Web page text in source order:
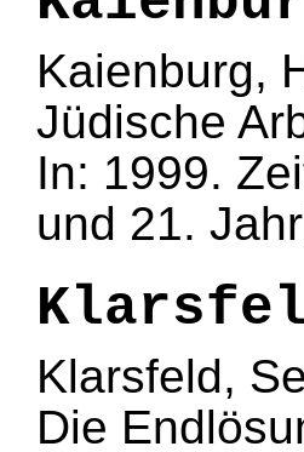
Kaienburg,
Jüdische
In: 1999.
und 21.
Klarsfeld,
Die